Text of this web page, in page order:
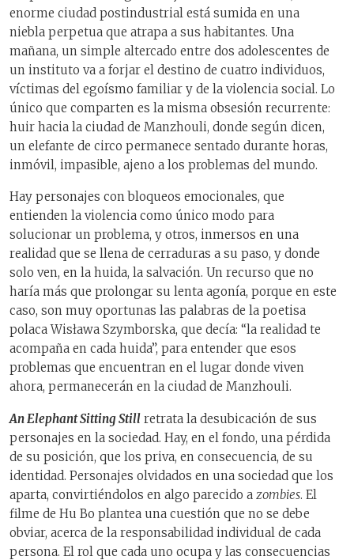
enorme ciudad postindustrial está sumida en una
niebla perpetua que atrapa a sus habitantes. Una
mañana, un simple altercado entre dos adolescentes de
un instituto va a forjar el destino de cuatro individuos,
víctimas del egoísmo familiar y de la violencia social. Lo
único que comparten es la misma obsesión recurrente:
huir hacia la ciudad de Manzhouli, donde según dicen,
un elefante de circo permanece sentado durante horas,
inmóvil, impasible, ajeno a los problemas del mundo.
Hay personajes con bloqueos emocionales, que
entienden la violencia como único modo para
solucionar un problema, y otros, inmersos en una
realidad que se llena de cerraduras a su paso, y donde
solo ven, en la huida, la salvación. Un recurso que no
haría más que prolongar su lenta agonía, porque en este
caso, son muy oportunas las palabras de la poetisa
polaca Wisława Szymborska, que decía: “la realidad te
acompaña en cada huida”, para entender que esos
problemas que encuentran en el lugar donde viven
ahora, permanecerán en la ciudad de Manzhouli.
An Elephant Sitting Still retrata la desubicación de sus
personajes en la sociedad. Hay, en el fondo, una pérdida
de su posición, que los priva, en consecuencia, de su
identidad. Personajes olvidados en una sociedad que los
aparta, convirtiéndolos en algo parecido a zombies. El
filme de Hu Bo plantea una cuestión que no se debe
obviar, acerca de la responsabilidad individual de cada
persona. El rol que cada uno ocupa y las consecuencias